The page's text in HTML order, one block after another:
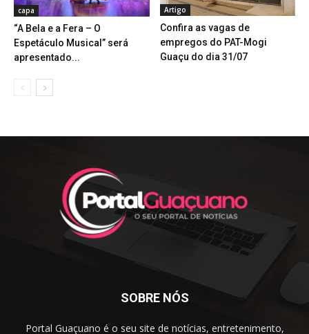
capa
“A Bela e a Fera – O
Espetáculo Musical” será
apresentado...
Artigo
Confira as vagas de
empregos do PAT-Mogi
Guaçu do dia 31/07
SOBRE NÓS
Portal Guaçuano é o seu site de notícias, entretenimento,